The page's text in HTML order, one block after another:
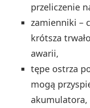
przeliczenie
zamienniki –
krótsza
awarii,
tępe ostrza
mogą
akumulatora,